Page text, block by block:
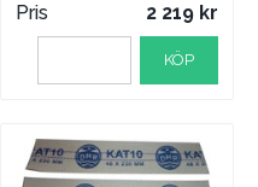
Pris 2 219
KÖP